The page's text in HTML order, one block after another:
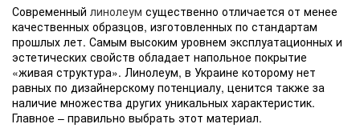
Современный линолеум существенно отличается от менее
качественных образцов, изготовленных по стандартам
прошлых лет. Самым высоким уровнем эксплуатационных и
эстетических свойств обладает напольное покрытие
«живая структура». Линолеум, в Украине которому нет
равных по дизайнерскому потенциалу, ценится также за
наличие множества других уникальных характеристик.
Главное – правильно выбрать этот материал.